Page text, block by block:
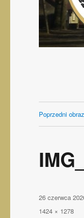
Poprzedni
Opublikowano
26 czerwca
Pełny
1424 × 1278